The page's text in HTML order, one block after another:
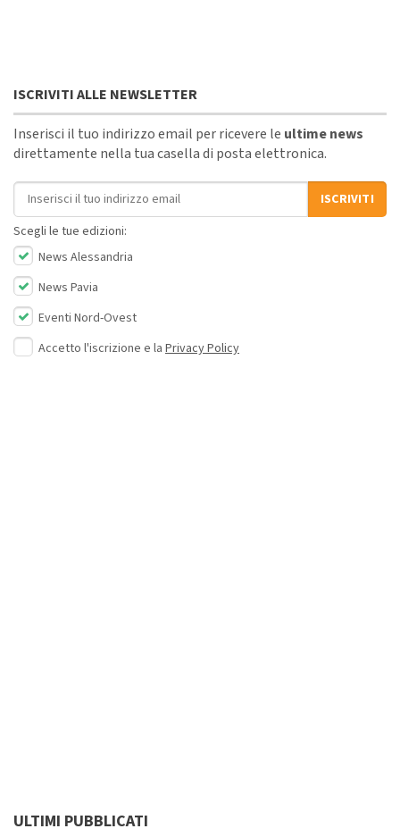
ISCRIVITI ALLE NEWSLETTER
Inserisci il tuo indirizzo email per ricevere le ultime news
direttamente nella tua casella di posta elettronica.
Indirizzo email
ISCRIVITI
Scegli le tue edizioni:
News Alessandria
News Pavia
Eventi Nord-Ovest
Accetto l'iscrizione e la Privacy Policy
ULTIMI PUBBLICATI